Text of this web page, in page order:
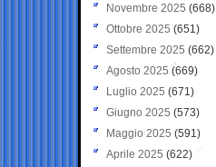
Novembre 2025 (668)
Ottobre 2025 (651)
Settembre 2025 (662)
Agosto 2025 (669)
Luglio 2025 (671)
Giugno 2025 (573)
Maggio 2025 (591)
Aprile 2025 (622)